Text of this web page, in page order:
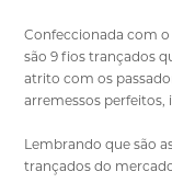
Confeccionada com
são 9 fios trançados
atrito com os
arremessos perfeitos,
Lembrando que são
trançados do